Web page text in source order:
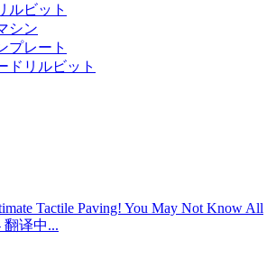
ルビット
シン
プレート
ドリルビット
Tactile Paving! You May Not Know All
翻译中...